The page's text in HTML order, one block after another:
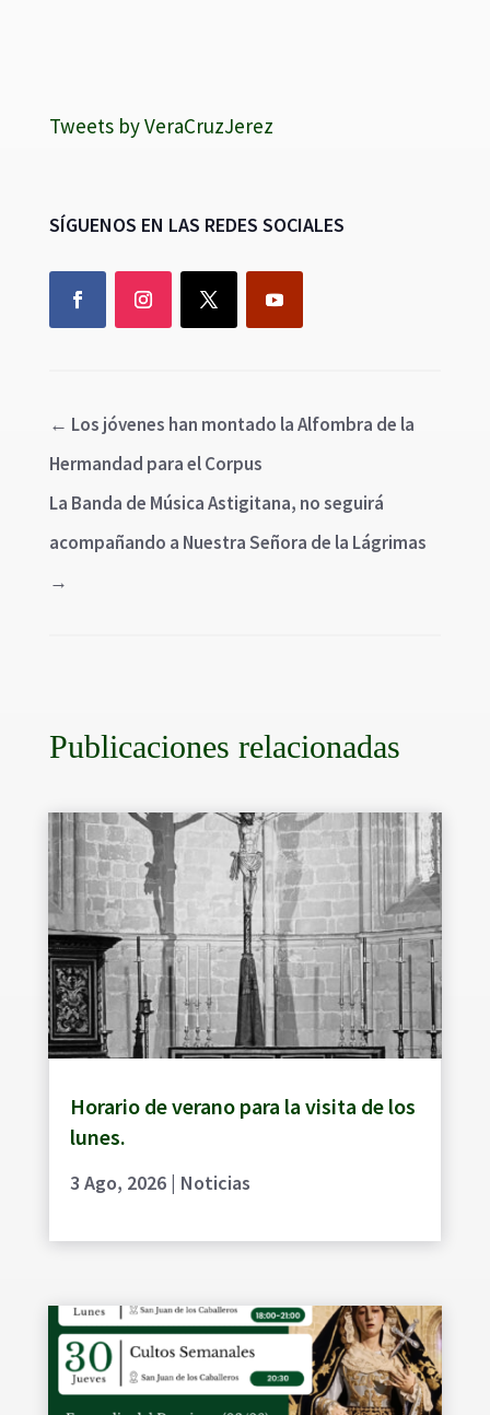
Tweets by VeraCruzJerez
SÍGUENOS EN LAS REDES SOCIALES
← Los jóvenes han montado la Alfombra de la
Hermandad para el Corpus
La Banda de Música Astigitana, no seguirá
acompañando a Nuestra Señora de la Lágrimas
→
Publicaciones relacionadas
Horario de verano para la visita de los
lunes.
3 Ago, 2026| Noticias